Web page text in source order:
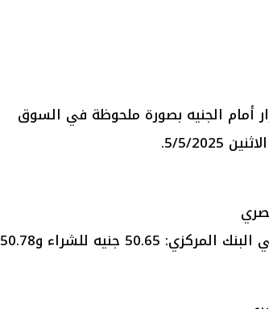
أمام الجنيه بصورة ملحوظة في السوق
5/2025.
سعر الدولار أمام الجنيه المصري في البنك المركزي: 50.65 جنيه للشراء و50.78